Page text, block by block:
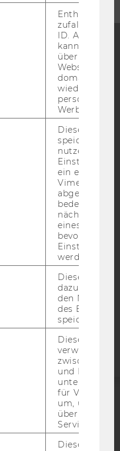
Blog
Bluesky
WEBSEITE
SOCIAL MEDIA
UND STUDIERENDE
Enthält eine
ID. Anhand
kann Google
über
Websites
Werbung
Dieses Cookie
speichert
ein
Vimeo-Video
abgespielt
bedeutet,
nächsten
eines Vimeo-
bevorzugten
werden.
Dieser
dazu
den
des
speichern.
Dieses
verwendet,
zwischen
und Bots zu
für Vimeo
um, um
über die
Service zu
Dieses